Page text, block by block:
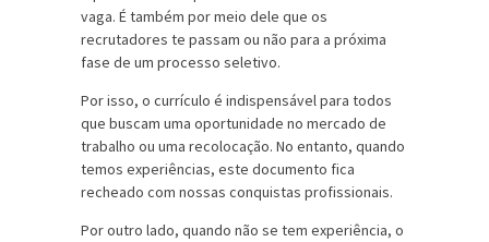
vaga. É também por meio dele que os
recrutadores te passam ou não para a próxima
fase de um processo seletivo.
Por isso, o currículo é indispensável para todos
que buscam uma oportunidade no mercado de
trabalho ou uma recolocação. No entanto, quando
temos experiências, este documento fica
recheado com nossas conquistas profissionais.
Por outro lado, quando não se tem experiência, o